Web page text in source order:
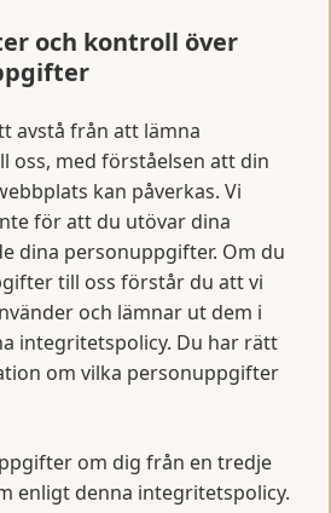
och kontroll över
avstå från att lämna
oss, med förståelsen att din
kan påverkas. Vi
för att du utövar dina
dina personuppgifter. Om du
till oss förstår du att vi
och lämnar ut dem i
integritetspolicy. Du har rätt
om vilka personuppgifter
om dig från en tredje
enligt denna integritetspolicy.